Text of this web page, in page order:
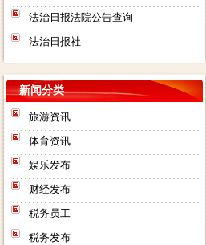
法治日报法院公告查询
法治日报社
新闻分类
旅游资讯
体育资讯
娱乐发布
财经发布
税务员工
税务发布